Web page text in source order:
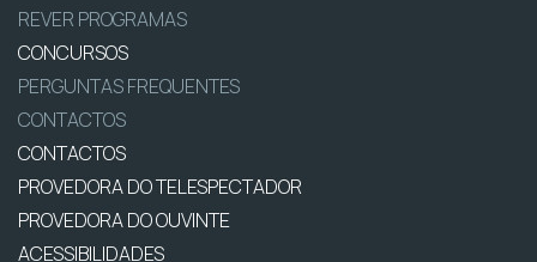
REVER PROGRAMAS
CONCURSOS
PERGUNTAS FREQUENTES
CONTACTOS
CONTACTOS
PROVEDORA DO TELESPECTADOR
PROVEDORA DO OUVINTE
ACESSIBILIDADES